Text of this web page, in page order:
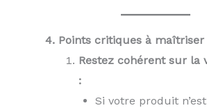
4. Points critiques à maîtriser
Restez cohérent sur la
:
Si votre produit